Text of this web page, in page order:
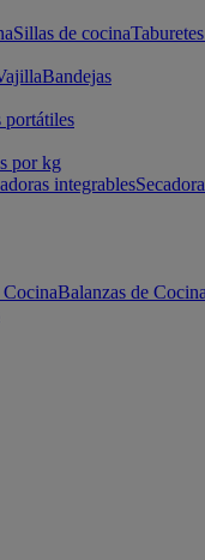
Sillas de cocina
Bandejas
por kg
integrables
Balanzas de Cocina